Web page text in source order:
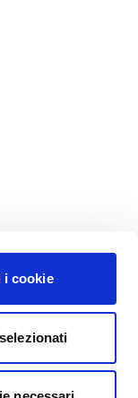
i cookie